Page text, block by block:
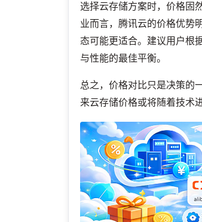
选择云存储方案时，价格固
业而言，腾讯云的价格优势
态可能更适合。建议用户根
与性能的最佳平衡。
总之，价格对比只是决策的
来云存储价格或将随着技术